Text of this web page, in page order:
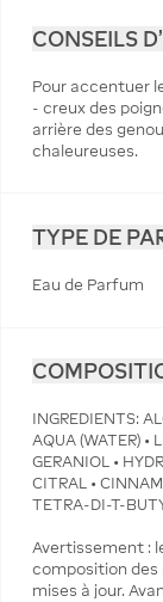
CONSEILS
Pour accentuer
- creux des
arrière des
chaleureuses.
TYPE DE
Eau de Parfum
INGREDIENTS:
AQUA (WATER) •
GERANIOL •
CITRAL •
TETRA-DI-T-
Avertissement :
composition des
mises à jour.